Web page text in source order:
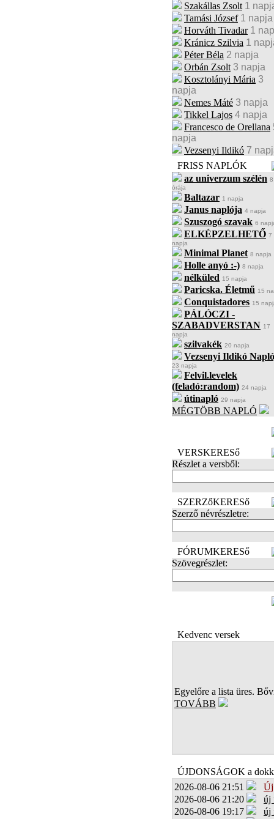
Szakállas Zsolt 1
Tamási József 1 napja
Horváth Tivadar 1
Kránicz Szilvia 1
Péter Béla 2 napja
Orbán Zsolt 3 napja
Kosztolányi Mária 3
napja
Nemes Máté 3 napja
Tikkel Lajos 4 napja
Francesco de Orellana
napja
Vezsenyi Ildikó 7
FRISS NAPLÓK
az univerzum szélén 8
órája
Baltazar 1 napja
Janus naplója 4 napja
Szuszogó szavak 6
ELKÉPZELHETŐ 7
napja
Minimal Planet 8 napja
Holle anyó :-) 8 napja
nélküled 15 napja
Paricska. Életmű 15
Conquistadores 15
PÁLÓCZI -
SZABADVERSTAN 17
napja
szilvakék 20 napja
Vezsenyi Ildikó
23 napja
Felvil.levelek
(feladó:random) 24 napja
útinapló 29 napja
MÉGTÖBB NAPLÓ
VERSKERESő
Részlet a versből:
SZERZőKERESő
Szerző névrészletre:
FÓRUMKERESő
Szövegrészlet:
Kedvenc versek
Egyelőre a lista üres.
TOVÁBB
ÚJDONSÁGOK a
2026-08-06 21:51
Új
2026-08-06 21:20
új
2026-08-06 19:17
új